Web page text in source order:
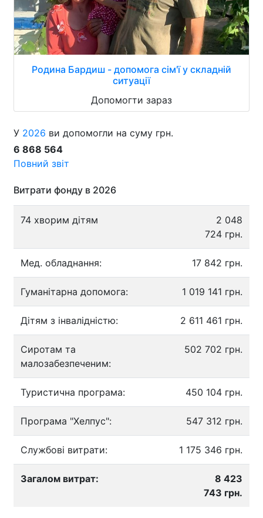
Родина Бардиш - допомога сім'ї у складній
ситуації
Допомогти зараз
У 2026 ви допомогли на суму грн.
6 868 564
Повний звіт
Витрати фонду в 2026
74 хворим дітям
2 048
724 грн.
Мед. обладнання: 17 842 грн.
Гуманітарна допомога: 1 019 141 грн.
Дітям з інвалідністю: 2 611 461 грн.
Сиротам та
малозабезпеченим:
502 702 грн.
Туристична програма: 450 104 грн.
Програма "Хелпус": 547 312 грн.
Службові витрати: 1 175 346 грн.
Загалом витрат:
8 423
743 грн.